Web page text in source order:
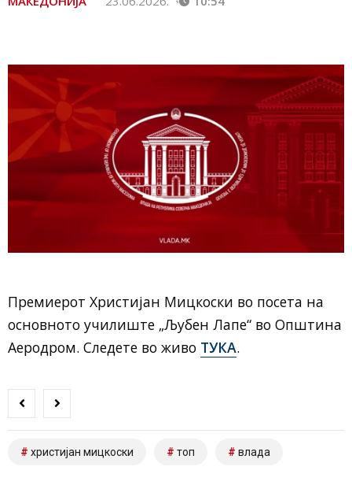
Премиерот Христијан Мицкоски во посета на
основното училиште „Љубен Лапе“ во Општина
Аеродром. Следете во живо ТУКА.
христијан мицкоски топ влада